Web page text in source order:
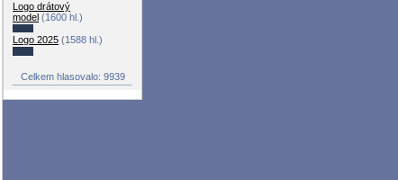
Logo drátový
model (1600 hl.)
Logo 2025 (1588 hl.)
Celkem hlasovalo: 9939